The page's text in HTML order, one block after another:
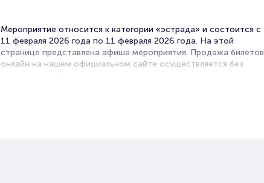
Мероприятие относится к категории «эстрада» и состоится с
11 февраля 2026 года по 11 февраля 2026 года. На этой
странице представлена афиша мероприятия. Продажа билетов
онлайн на нашем официальном сайте осуществляется без